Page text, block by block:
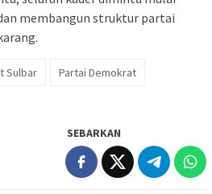
membangun struktur partai
Sulbar
Partai Demokrat
SEBARKAN